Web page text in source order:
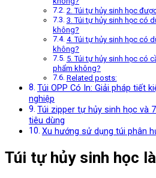
2. Túi tự hủy sinh học
3. Túi tự hủy sinh học có
không?
4. Túi tự hủy sinh học có
không?
5. Túi tự hủy sinh học có
phẩm không?
Related posts:
Túi OPP Có In: Giải pháp tiết
nghiệp
Túi zipper tự hủy sinh học và
tiêu dùng
Xu hướng sử dụng túi phân
Túi tự hủy sinh học